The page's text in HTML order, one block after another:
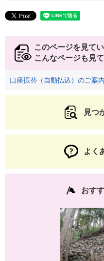
このページを見て
こんなページも見
口座振替（自動払込）のご案内
見つ
よく
おす